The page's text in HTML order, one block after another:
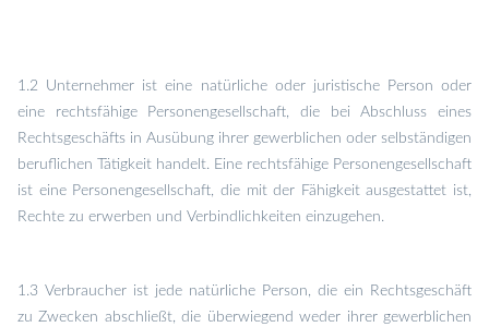
1.2 Unternehmer ist eine natürliche oder juristische Person oder
eine rechtsfähige Personengesellschaft, die bei Abschluss eines
Rechtsgeschäfts in Ausübung ihrer gewerblichen oder selbständigen
beruflichen Tätigkeit handelt. Eine rechtsfähige Personengesellschaft
ist eine Personengesellschaft, die mit der Fähigkeit ausgestattet ist,
Rechte zu erwerben und Verbindlichkeiten einzugehen.
1.3 Verbraucher ist jede natürliche Person, die ein Rechtsgeschäft
zu Zwecken abschließt, die überwiegend weder ihrer gewerblichen